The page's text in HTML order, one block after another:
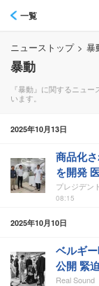
一覧
ニューストップ > 暴
暴動
『暴動』に関するニュ
います。
2025年10月13日
商品化
を開発
プレジデン
08:15
2025年10月10日
ベルギ
公開 緊
Real Sound